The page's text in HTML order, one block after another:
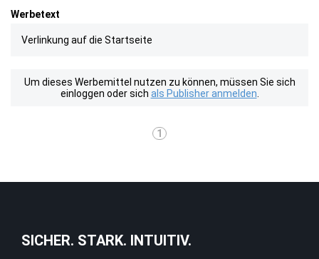
Werbetext
Verlinkung auf die Startseite
Um dieses Werbemittel nutzen zu können, müssen Sie sich
einloggen oder sich als Publisher anmelden
1
SICHER. STARK. INTUITIV.